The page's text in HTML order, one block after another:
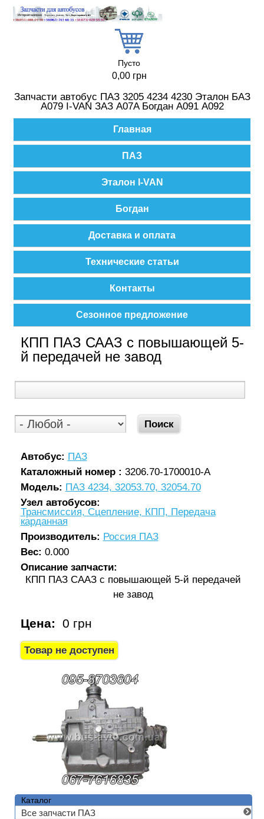
Пусто
0,00 грн
Запчасти автобус ПАЗ 3205 4234 4230 Эталон БАЗ
А079 I-VAN ЗАЗ A07A Богдан А091 А092
Главная
ПАЗ
Эталон I-VAN
Богдан
Доставка и оплата
Технические статьи
Контакты
Сезонное предложение
КПП ПАЗ СААЗ с повышающей 5-
й передачей не завод
Автобус: ПАЗ
Каталожный номер : 3206.70-1700010-А
Модель: ПАЗ 4234, 32053.70, 32054.70
Узел автобусов:
Трансмиссия, Сцепление, КПП, Передача
карданная
Производитель: Россия ПАЗ
Вес: 0.000
Описание запчасти:
КПП ПАЗ СААЗ с повышающей 5-й передачей
не завод
Цена: 0 грн
Каталог
Все запчасти ПАЗ